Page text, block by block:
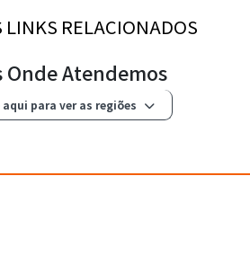
LINKS RELACIONADOS
Onde Atendemos
aqui para ver as regiões